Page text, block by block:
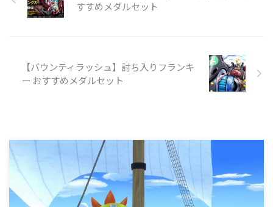
すすめメダルセット
【バウンティラッシュ】討ち入りフランキ
ー おすすめメダルセット